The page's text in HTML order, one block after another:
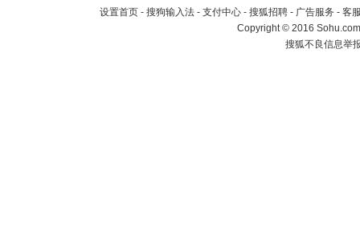
设置首页 - 搜狗输入法 - 支付中心 - 搜狐招聘 - 广告服务 - 客
Copyright©2016
搜狐不良信息举